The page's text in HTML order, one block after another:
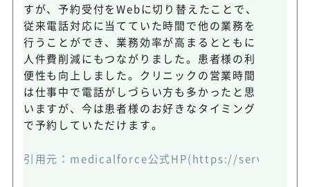
すが、予約受付をWebに切り替えたことで、
従来電話対応に当てていた時間で他の業務を
行うことができ、業務効率が高まるとともに
人件費削減にもつながりました。患者様の利
便性も向上しました。クリニックの営業時間
は仕事中で電話がしづらい方も多かったと思
いますが、今は患者様のお好きなタイミング
で予約していただけます。
引用元： medicalforce公式HP(https://